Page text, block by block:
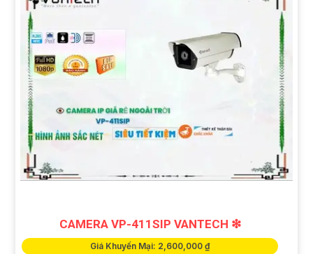
Điểm mạnh của Camera Vantech là chất lượng dịch vụ
tốt và hỗ trợ khách hàng chu đáo. Đội ngũ nhân viên
kỹ thuật chuyên nghiệp của Vantech sẽ giúp bạn lựa
chọn giải pháp camera phù hợp với nhu cầu và ngân
sách của bạn.
Nếu bạn đang tìm kiếm một giải pháp giám sát an ninh
tốt cho ngôi nhà hoặc doanh nghiệp của mình, Camera
Vantech Việt Nam là một lựa chọn hàng đầu mà bạn có
thể tin tưởng.
CAMERA VP-411SIP VANTECH ❇
Giá Khuyến Mại: 2,600,000 ₫